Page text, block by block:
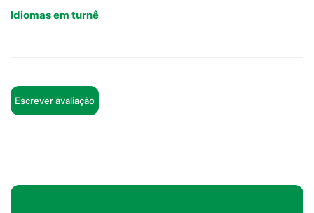
Idiomas em turnê
Escrever avaliação